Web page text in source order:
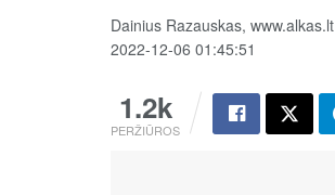
Dainius Razauskas, www.alkas.lt
2022-12-06 01:45:51
1.2k
PERŽIŪROS